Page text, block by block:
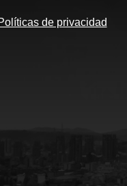
de privacidad